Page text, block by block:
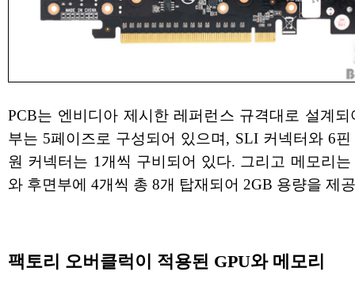
PCB는 엔비디아 제시한 레퍼런스 규격대로 설계되
부는 5페이즈로 구성되어 있으며, SLI 커넥터와 6핀
원 커넥터는 1개씩 구비되어 있다. 그리고 메모리는
와 후면부에 4개씩 총 8개 탑재되어 2GB 용량을 제
팩토리 오버클럭이 적용된 GPU와 메모리